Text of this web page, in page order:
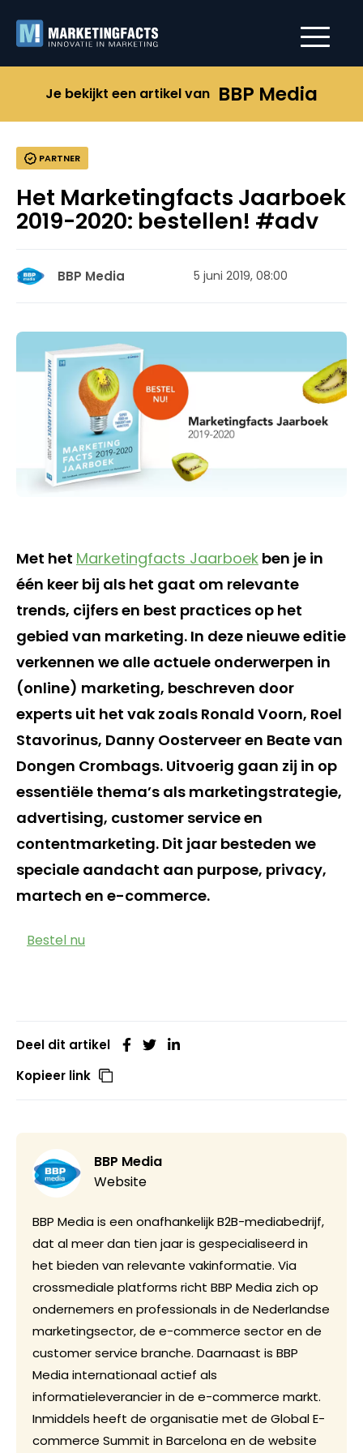
Je bekijkt een artikel van BBP Media
PARTNER
Het Marketingfacts Jaarboek
2019-2020: bestellen! #adv
BBP Media 5 juni 2019, 08:00
Met het Marketingfacts Jaarboek ben je in
één keer bij als het gaat om relevante
trends, cijfers en best practices op het
gebied van marketing. In deze nieuwe editie
verkennen we alle actuele onderwerpen in
(online) marketing, beschreven door
experts uit het vak zoals Ronald Voorn, Roel
Stavorinus, Danny Oosterveer en Beate van
Dongen Crombags. Uitvoerig gaan zij in op
essentiële thema’s als marketingstrategie,
advertising, customer service en
contentmarketing. Dit jaar besteden we
speciale aandacht aan purpose, privacy,
martech en e-commerce.
Bestel nu
Deel dit artikel
Kopieer link
BBP Media
Website
BBP Media is een onafhankelijk B2B-mediabedrijf,
dat al meer dan tien jaar is gespecialiseerd in
het bieden van relevante vakinformatie. Via
crossmediale platforms richt BBP Media zich op
ondernemers en professionals in de Nederlandse
marketingsector, de e-commerce sector en de
customer service branche. Daarnaast is BBP
Media internationaal actief als
informatieleverancier in de e-commerce markt.
Inmiddels heeft de organisatie met de Global E-
commerce Summit in Barcelona en de website